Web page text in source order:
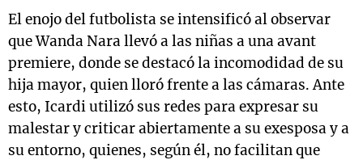
El enojo del futbolista se intensificó al observar
que Wanda Nara llevó a las niñas a una avant
premiere, donde se destacó la incomodidad de su
hija mayor, quien lloró frente a las cámaras. Ante
esto, Icardi utilizó sus redes para expresar su
malestar y criticar abiertamente a su exesposa y a
su entorno, quienes, según él, no facilitan que